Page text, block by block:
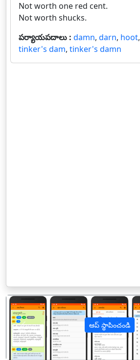
Not worth one red cent.
Not worth shucks.
పర్యాయపదాలు : damn, darn, hoot,
tinker's dam, tinker's damn
ఆప్ స్థాపించండి
पिछला